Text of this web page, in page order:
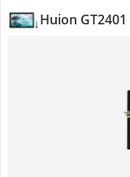
Huion GT2401